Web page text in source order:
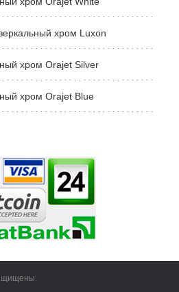
хром Luxon
хром Orajet Silver
хром Orajet Blue